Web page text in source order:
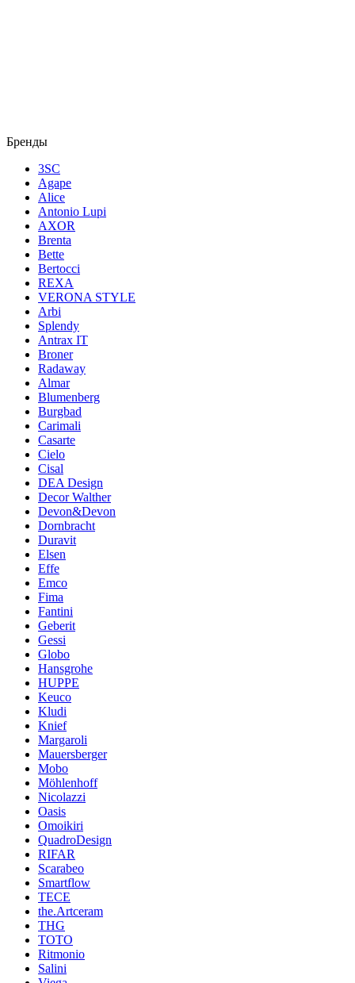
Бренды
3SC
Agape
Alice
Antonio Lupi
AXOR
Brenta
Bette
Bertocci
REXA
VERONA STYLE
Arbi
Splendy
Antrax IT
Broner
Radaway
Almar
Blumenberg
Burgbad
Carimali
Casarte
Cielo
Cisal
DEA Design
Decor Walther
Devon&Devon
Dornbracht
Duravit
Elsen
Effe
Emco
Fima
Fantini
Geberit
Gessi
Globo
Hansgrohe
HUPPE
Keuco
Kludi
Knief
Margaroli
Mauersberger
Mobo
Möhlenhoff
Nicolazzi
Oasis
Omoikiri
QuadroDesign
RIFAR
Scarabeo
Smartflow
TECE
the.Artceram
THG
TOTO
Ritmonio
Salini